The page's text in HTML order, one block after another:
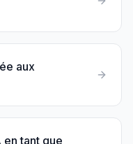
aux
tant que